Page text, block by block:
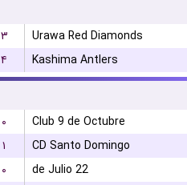
۳ Urawa Red Diamonds
۴ Kashima Antlers
۰ Club 9 de Octubre
۱ CD Santo Domingo
۰ 22 de Julio